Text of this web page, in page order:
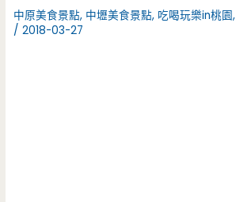
中原美食景點, 中壢美食景點, 吃喝玩樂in桃園,
/2018-03-27